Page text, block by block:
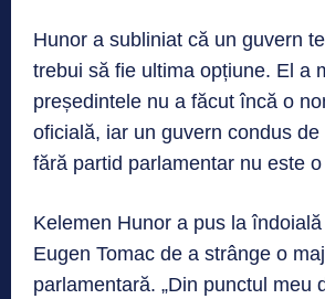
Hunor a subliniat că un guvern
trebui să fie ultima opțiune. El a
președintele nu a făcut încă o
oficială, iar un guvern condus de
fără partid parlamentar nu este
Kelemen Hunor a pus la
Eugen Tomac de a strânge o
parlamentară. „Din punctul meu